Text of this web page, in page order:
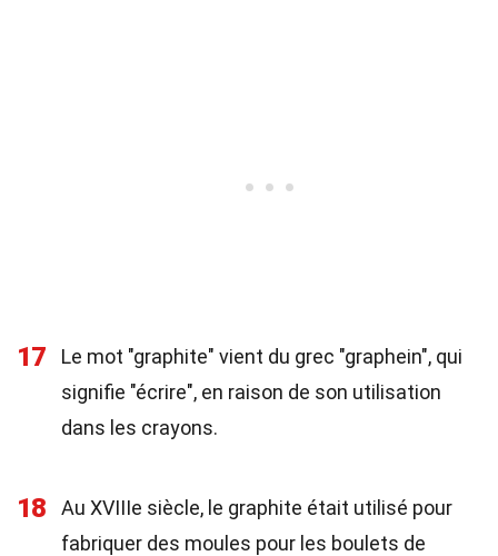
17
Le mot "graphite" vient du grec "graphein", qui
signifie "écrire", en raison de son utilisation
dans les crayons.
18
Au XVIIIe siècle, le graphite était utilisé pour
fabriquer des moules pour les boulets de